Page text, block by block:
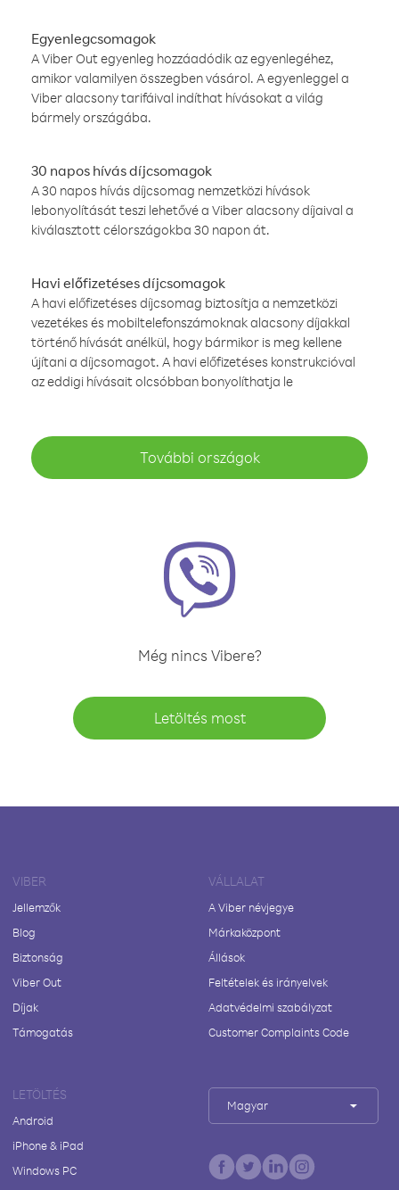
Egyenlegcsomagok
A Viber Out egyenleg hozzáadódik az egyenlegéhez,
amikor valamilyen összegben vásárol. A egyenleggel a
Viber alacsony tarifáival indíthat hívásokat a világ
bármely országába.
30 napos hívás díjcsomagok
A 30 napos hívás díjcsomag nemzetközi hívások
lebonyolítását teszi lehetővé a Viber alacsony díjaival a
kiválasztott célországokba 30 napon át.
Havi előfizetéses díjcsomagok
A havi előfizetéses díjcsomag biztosítja a nemzetközi
vezetékes és mobiltelefonszámoknak alacsony díjakkal
történő hívását anélkül, hogy bármikor is meg kellene
újítani a díjcsomagot. A havi előfizetéses konstrukcióval
az eddigi hívásait olcsóbban bonyolíthatja le
További országok
Még nincs Vibere?
Letöltés most
VIBER
Jellemzők
Blog
Biztonság
Viber Out
Díjak
Támogatás
VÁLLALAT
A Viber névjegye
Márkaközpont
Állások
Feltételek és irányelvek
Adatvédelmi szabályzat
Customer Complaints Code
LETÖLTÉS
Android
iPhone & iPad
Windows PC
Magyar